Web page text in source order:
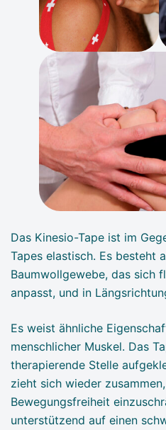
Das Kinesio-Tape ist im
Tapes elastisch. Es besteht
Baumwollgewebe, das sich
anpasst, und in
Es weist ähnliche
menschlicher Muskel. Das
therapierende Stelle
zieht sich wieder
Bewegungsfreiheit
unterstützend auf einen